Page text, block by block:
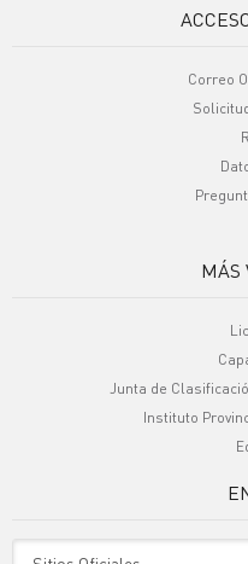
Correo
MÁS
Junta de
Instituto